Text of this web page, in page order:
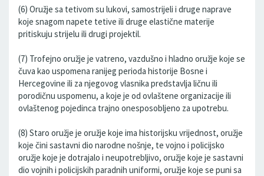
(6) Oružje sa tetivom su lukovi, samostrijeli i druge naprave
koje snagom napete tetive ili druge elastične materije
pritiskuju strijelu ili drugi projektil.
(7) Trofejno oružje je vatreno, vazdušno i hladno oružje koje se
čuva kao uspomena ranijeg perioda historije Bosne i
Hercegovine ili za njegovog vlasnika predstavlja ličnu ili
porodičnu uspomenu, a koje je od ovlaštene organizacije ili
ovlaštenog pojedinca trajno onesposobljeno za upotrebu.
(8) Staro oružje je oružje koje ima historijsku vrijednost, oružje
koje čini sastavni dio narodne nošnje, te vojno i policijsko
oružje koje je dotrajalo i neupotrebljivo, oružje koje je sastavni
dio vojnih i policijskih paradnih uniformi, oružje koje se puni sa